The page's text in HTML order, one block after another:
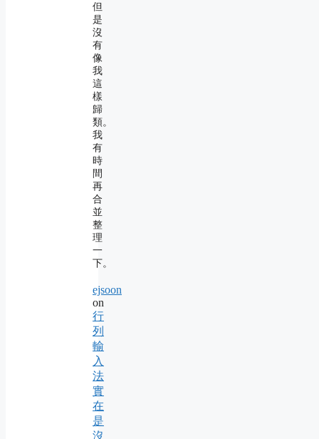
但
是
沒
有
像
我
這
樣
歸
類。
我
有
時
間
再
合
並
整
理
一
下。
ejsoon
on
行
列
輸
入
法
實
在
是
沒